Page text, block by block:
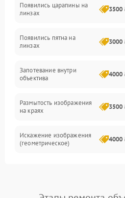
Прочие неисправности
Появились царапины на
линзах
3500
Появились пятна на
линзах
3000
Запотевание внутри
объектива
4000
Размытость изображения
на краях
3500
Искажение изображения
(геометрическое)
4000